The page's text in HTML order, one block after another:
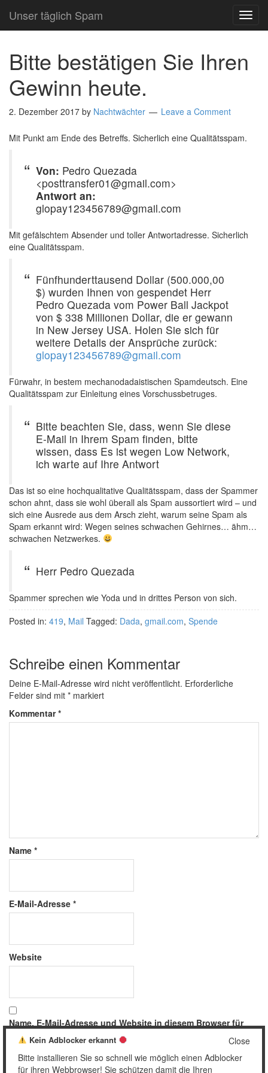
Unser täglich Spam
Bitte bestätigen Sie Ihren
Gewinn heute.
2. Dezember 2017 by Nachtwächter Leave a Comment
Mit Punkt am Ende des Betreffs. Sicherlich eine Qualitätsspam.
Von: Pedro Quezada
<posttransfer01@gmail.com>
Antwort an:
glopay123456789@gmail.com
Mit gefälschtem Absender und toller Antwortadresse. Sicherlich
eine Qualitätsspam.
Fünfhunderttausend Dollar (500.000,00
$) wurden Ihnen von gespendet Herr
Pedro Quezada vom Power Ball Jackpot
von $ 338 Millionen Dollar, die er gewann
in New Jersey USA. Holen Sie sich für
weitere Details der Ansprüche zurück:
glopay123456789@gmail.com
Fürwahr, in bestem mechanodadaistischen Spamdeutsch. Eine
Qualitätsspam zur Einleitung eines Vorschussbetruges.
Bitte beachten Sie, dass, wenn Sie diese
E-Mail in Ihrem Spam finden, bitte
wissen, dass Es ist wegen Low Network,
ich warte auf Ihre Antwort
Das ist so eine hochqualitative Qualitätsspam, dass der Spammer
schon ahnt, dass sie wohl überall als Spam aussortiert wird – und
sich eine Ausrede aus dem Arsch zieht, warum seine Spam als
Spam erkannt wird: Wegen seines schwachen Gehirnes… ähm…
schwachen Netzwerkes.
Herr Pedro Quezada
Spammer sprechen wie Yoda und in drittes Person von sich.
Posted in: 419, Mail Tagged: Dada, gmail.com, Spende
Schreibe einen Kommentar
Deine E-Mail-Adresse wird nicht veröffentlicht. Erforderliche
Felder sind mit * markiert
Kommentar*
Name *
E-Mail-Adresse *
Website
Name, E-Mail-Adresse und Website in diesem Browser für
meinen nächsten Kommentar speichern.
Close
Kein Adblocker erkannt
Bitte installieren Sie so schnell wie möglich einen Adblocker
für ihren Webbrowser! Sie schützen damit die Ihren